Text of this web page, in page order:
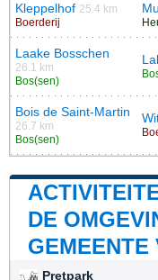
Kleppelhof 25.4 km
Boerderij
Laake Bosschen
26.1 km
Bos(sen)
Bois de Saint-Martin
26.7 km
Bos(sen)
DE
GEMEENTE
Pretpark